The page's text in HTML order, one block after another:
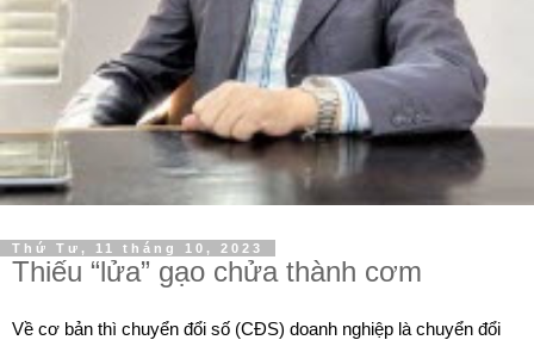
Thứ Tư, 11 tháng 10, 2023
Thiếu “lửa” gạo chửa thành cơm
Về cơ bản thì chuyển đổi số (CĐS) doanh nghiệp là chuyển đổi